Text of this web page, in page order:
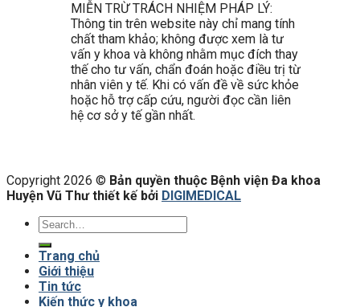
MIỄN TRỪ TRÁCH NHIỆM PHÁP LÝ:
Thông tin trên website này chỉ mang tính
chất tham khảo; không được xem là tư
vấn y khoa và không nhằm mục đích thay
thế cho tư vấn, chẩn đoán hoặc điều trị từ
nhân viên y tế. Khi có vấn đề về sức khỏe
hoặc hỗ trợ cấp cứu, người đọc cần liên
hệ cơ sở y tế gần nhất.
Copyright 2026 © Bản quyền thuộc Bệnh viện Đa khoa
Huyện Vũ Thư thiết kế bởi DIGIMEDICAL
Trang chủ
Giới thiệu
Tin tức
Kiến thức y khoa